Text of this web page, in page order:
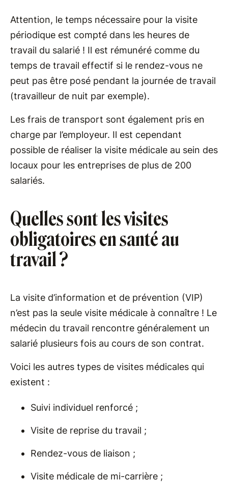
Attention, le temps nécessaire pour la visite
périodique est compté dans les heures de
travail du salarié ! Il est rémunéré comme du
temps de travail effectif si le rendez-vous ne
peut pas être posé pendant la journée de travail
(travailleur de nuit par exemple).
Les frais de transport sont également pris en
charge par l’employeur. Il est cependant
possible de réaliser la visite médicale au sein des
locaux pour les entreprises de plus de 200
salariés.
Quelles sont les visites
obligatoires en santé au
travail ?
La visite d’information et de prévention (VIP)
n’est pas la seule visite médicale à connaître ! Le
médecin du travail rencontre généralement un
salarié plusieurs fois au cours de son contrat.
Voici les autres types de visites médicales qui
existent :
Suivi individuel renforcé ;
Visite de reprise du travail ;
Rendez-vous de liaison ;
Visite médicale de mi-carrière ;